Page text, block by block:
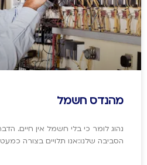
מהנדס חשמל
נהוג לומר כי בלי חשמל אין חיים.
הסביבה שלנו:אנו תלויים בצורה